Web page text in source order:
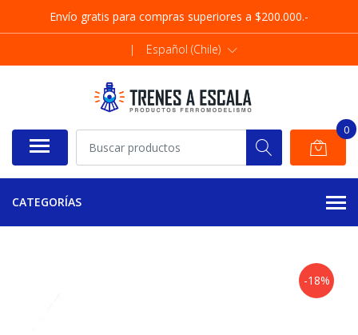
Envío gratis para compras superiores a $200.000.-
| Español (Chile)
0
CATEGORÍAS
-18%